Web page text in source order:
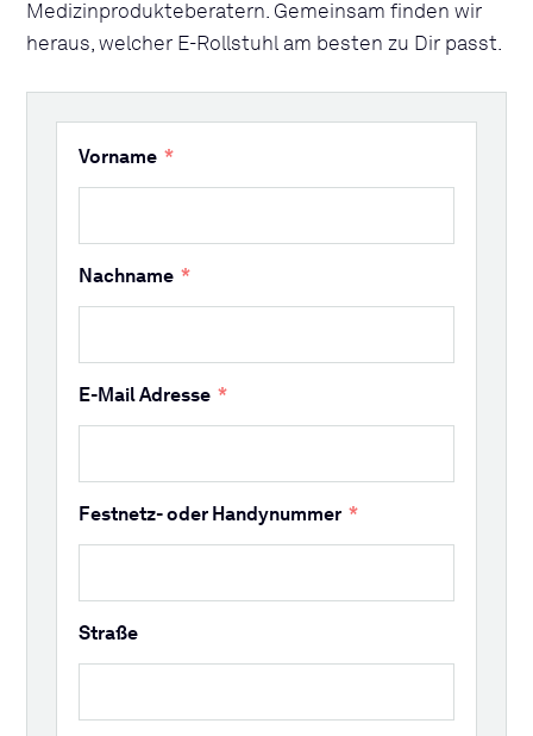
Medizinprodukteberatern. Gemeinsam finden wir
heraus, welcher E-Rollstuhl am besten zu Dir passt.
Vorname
Nachname
E-Mail Adresse
Festnetz- oder Handynummer
Straße